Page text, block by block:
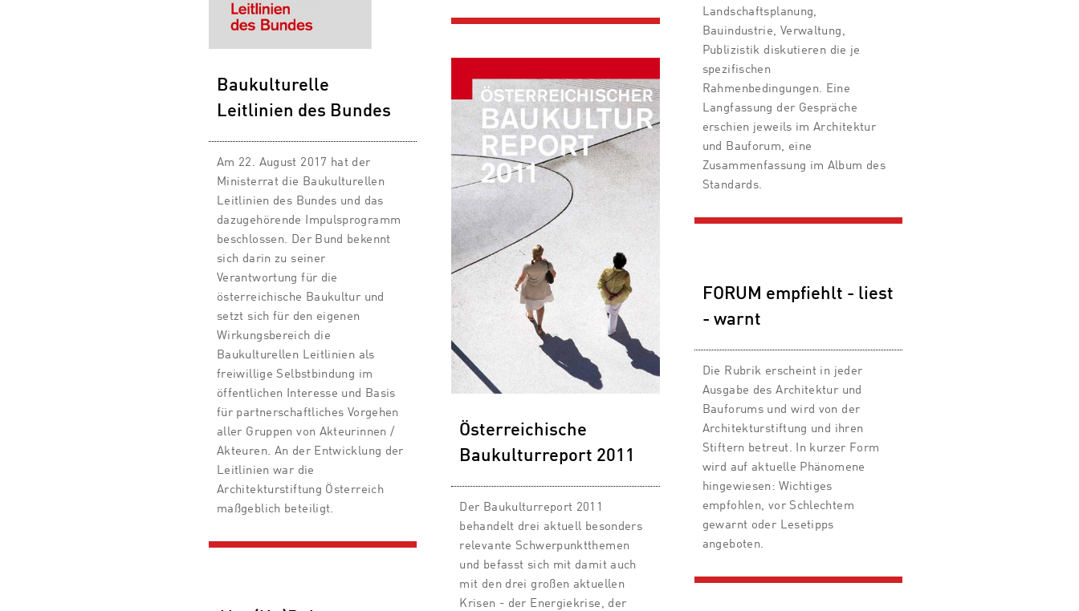
Baukulturelle
Leitlinien des Bundes
Am 22. August 2017 hat der
Ministerrat die Baukulturellen
Leitlinien des Bundes und das
dazugehörende Impulsprogramm
beschlossen. Der Bund bekennt
sich darin zu seiner
Verantwortung für die
österreichische Baukultur und
setzt sich für den eigenen
Wirkungsbereich die
Baukulturellen Leitlinien als
freiwillige Selbstbindung im
öffentlichen Interesse und Basis
für partnerschaftliches Vorgehen
aller Gruppen von Akteurinnen /
Akteuren. An der Entwicklung der
Leitlinien war die
Architekturstiftung Österreich
maßgeblich beteiligt.
Landschaftsplanung,
Bauindustrie, Verwaltung,
Publizistik diskutieren die je
spezifischen
Rahmenbedingungen. Eine
Langfassung der Gespräche
erschien jeweils im Architektur
und Bauforum, eine
Zusammenfassung im Album des
Standards.
FORUM empfiehlt - liest
- warnt
Die Rubrik erscheint in jeder
Ausgabe des Architektur und
Bauforums und wird von der
Architekturstiftung und ihren
Stiftern betreut. In kurzer Form
wird auf aktuelle Phänomene
hingewiesen: Wichtiges
empfohlen, vor Schlechtem
gewarnt oder Lesetipps
angeboten.
Österreichische
Baukulturreport 2011
Der Baukulturreport 2011
behandelt drei aktuell besonders
relevante Schwerpunktthemen
und befasst sich mit damit auch
mit den drei großen aktuellen
Krisen - der Energiekrise, der